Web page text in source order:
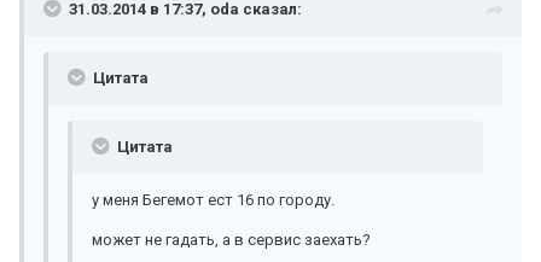
31.03.2014 в 17:37, oda сказал:
Цитата
Цитата
у меня Бегемот ест 16 по городу.
может не гадать, а в сервис заехать?